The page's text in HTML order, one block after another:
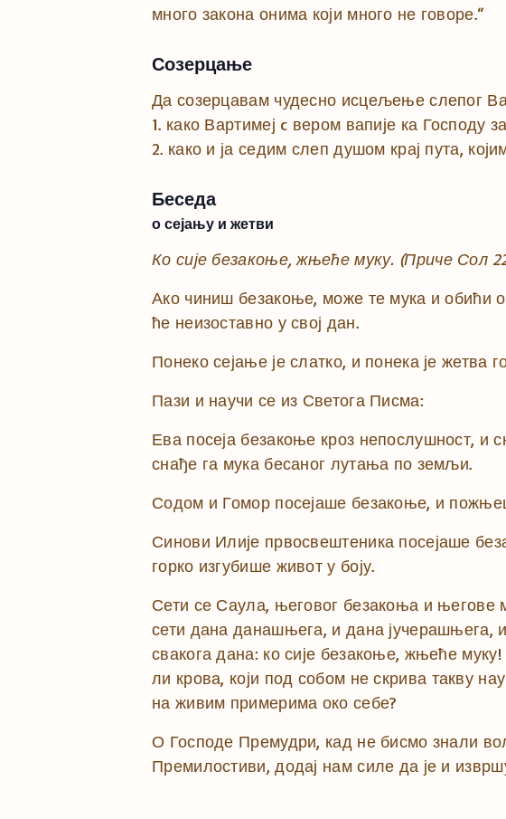
много закона онима који много не говоре.“
Созерцање
Да созерцавам чудесно исцељење слепог
1. како Вартимеј c вером вапије ка Господу
2. како и ја седим слеп душом крај пута,
Беседа
о сејању и жетви
Ко сије безакоње, жњеће муку. (Приче Сол
Ако чиниш безакоње, може те мука и обићи
ће неизоставно у свој дан.
Понеко сејање је слатко, и понека је
Пази и научи се из Светога Писма:
Ева посеја безакоње кроз непослушност, и
снађе га мука бесаног лутања по земљи.
Содом и Гомор посејаше безакоње, и
Синови Илије првосвештеника посејаше
горко изгубише живот у боју.
Сети се Саула, његовог безакоња и његове
сети дана данашњега, и дана јучерашњега,
свакога дана: ко сије безакоње, жњеће
ли крова, који под собом не скрива такву
на живим примерима око себе?
О Господе Премудри, кад не бисмо знали
Премилостиви, додај нам силе да је и